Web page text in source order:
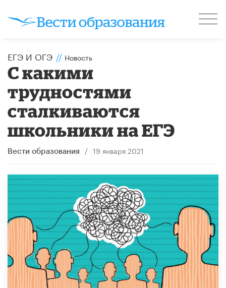
ЕГЭ И ОГЭ // Новость
С какими
трудностями
сталкиваются
школьники на ЕГЭ
Вести образования / 19 января 2021